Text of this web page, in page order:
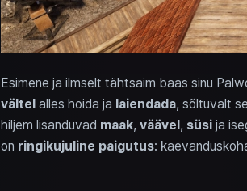
Esimene ja ilmselt tähtsaim baas sinu
vältelalles hoida ja laiendada, sõltuvalt
hiljem lisanduvad maak, väävel, süsija
on ringikujuline paigutus: